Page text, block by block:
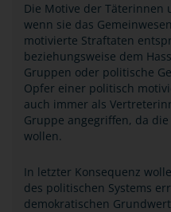
Die Motive der Täterinnen
wenn sie das
motivierte Straftaten
beziehungsweise dem
Gruppen oder politische
Opfer einer politisch
auch immer als
Gruppe angegriffen, da
wollen.
In letzter Konsequenz
des politischen Systems
demokratischen